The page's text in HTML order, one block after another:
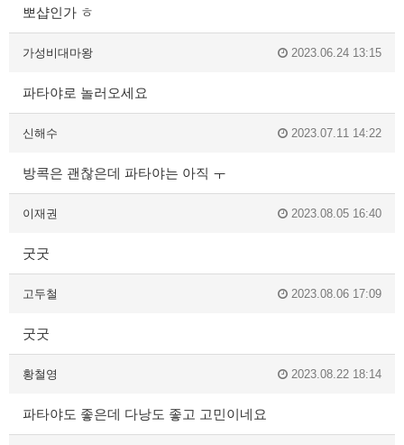
뽀샵인가 ㅎ
가성비대마왕 2023.06.24 13:15
파타야로 놀러오세요
신해수 2023.07.11 14:22
방콕은 괜찮은데 파타야는 아직 ㅜ
이재권 2023.08.05 16:40
굿굿
고두철 2023.08.06 17:09
굿굿
황철영 2023.08.22 18:14
파타야도 좋은데 다낭도 좋고 고민이네요